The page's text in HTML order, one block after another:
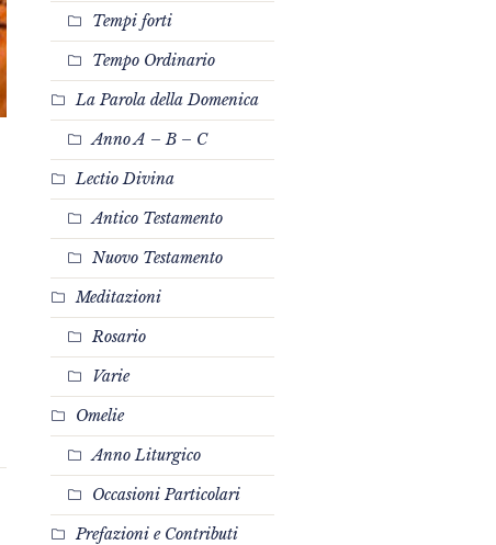
Tempi forti
Tempo Ordinario
La Parola della Domenica
Anno A – B – C
Lectio Divina
Antico Testamento
Nuovo Testamento
Meditazioni
Rosario
Varie
Omelie
Anno Liturgico
Occasioni Particolari
Prefazioni e Contributi